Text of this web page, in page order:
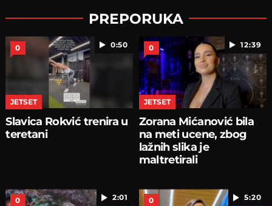
PREPORUKA
0:50
0
JETSET
Slavica Rokvić trenira u
teretani
12:39
0
JETSET
Zorana Mićanović bila
na meti ucene, zbog
lažnih slika je
maltretirali
2:01
0 5:20
0